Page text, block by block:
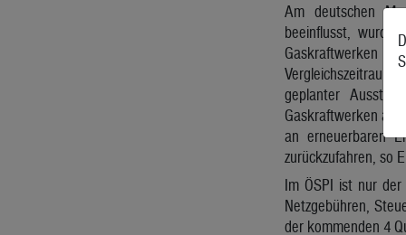
Am deutschen
beeinflusst,
Gaskraftwerken
geplanter
Gaskraftwerken als
an erneuerbaren
zurückzufahren, so
Im ÖSPI ist nur
Netzgebühren,
der kommenden 4